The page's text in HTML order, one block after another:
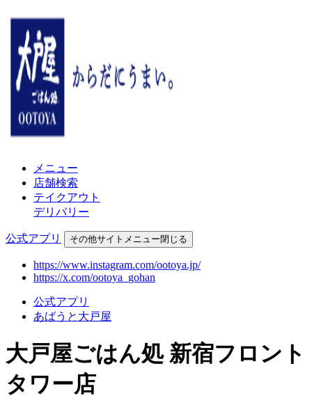
メニュー
店舗検索
テイクアウト
デリバリー
公式アプリ その他サイトメニュー閉じる
https://www.instagram.com/ootoya.jp/
https://x.com/ootoya_gohan
公式アプリ
あばうと大戸屋
大戸屋ごはん処 新宿フロント
タワー店